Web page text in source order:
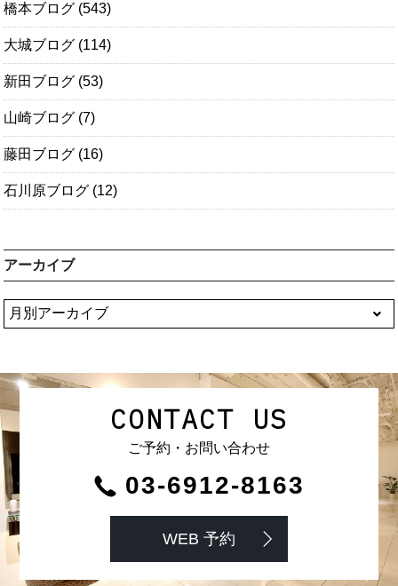
橋本ブログ (543)
大城ブログ (114)
新田ブログ (53)
山崎ブログ (7)
藤田ブログ (16)
石川原ブログ (12)
アーカイブ
CONTACT US
ご予約・お問い合わせ
03-6912-8163
WEB 予約